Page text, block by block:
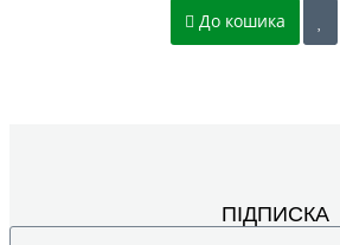
До кошика
ПІДПИСКА